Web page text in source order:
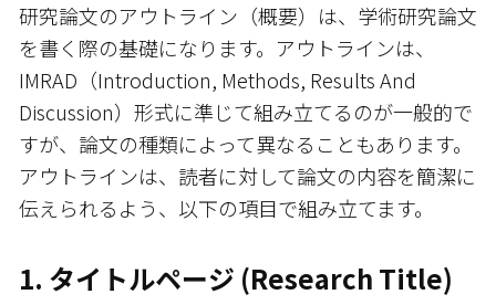
研究論文のアウトライン（概要）は、学術研究論文
を書く際の基礎になります。アウトラインは、
IMRAD（Introduction, Methods, Results And
Discussion）形式に準じて組み立てるのが一般的で
すが、論文の種類によって異なることもあります。
アウトラインは、読者に対して論文の内容を簡潔に
伝えられるよう、以下の項目で組み立てます。
1. タイトルページ (Research Title)